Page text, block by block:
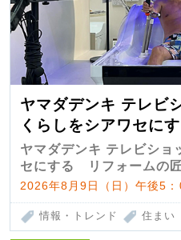
ヤマダデンキ テレビ
くらしをシアワセに
匠 第7弾
ヤマダデンキ テレビショ
セにする リフォームの
2026年8月9日（日）午後5
情報・トレンド 住まい